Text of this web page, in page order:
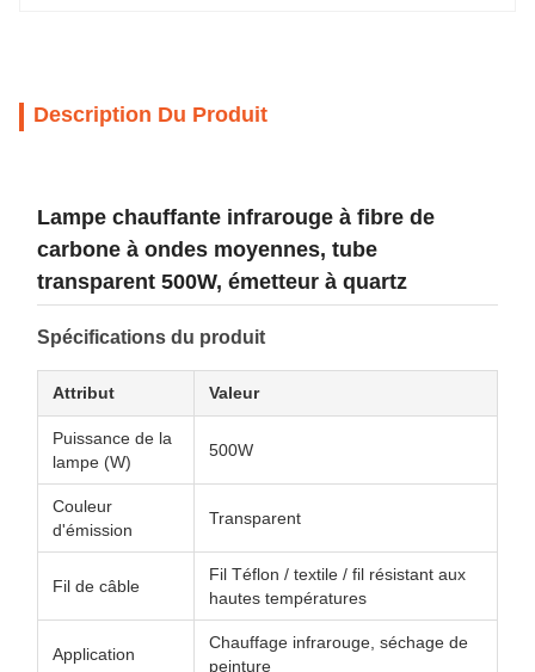
Description Du Produit
Lampe chauffante infrarouge à fibre de
carbone à ondes moyennes, tube
transparent 500W, émetteur à quartz
Spécifications du produit
Attribut Valeur
Puissance de la
lampe (W)
500W
Couleur
d'émission
Transparent
Fil de câble
Fil Téflon / textile / fil résistant aux
hautes températures
Application
Chauffage infrarouge, séchage de
peinture